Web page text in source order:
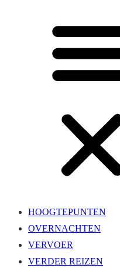
HOOGTEPUNTEN
OVERNACHTEN
VERVOER
VERDER REIZEN